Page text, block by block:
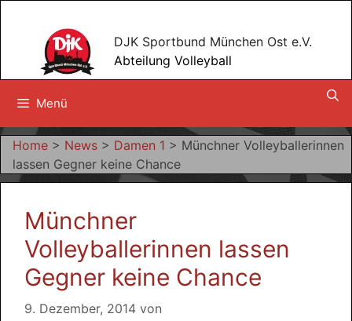
springen
DJK Sportbund München Ost e.V.
Abteilung Volleyball
Menü
Home > News > Damen 1 > Münchner Volleyballerinnen
lassen Gegner keine Chance
Münchner
Volleyballerinnen lassen
Gegner keine Chance
9. Dezember, 2014 von